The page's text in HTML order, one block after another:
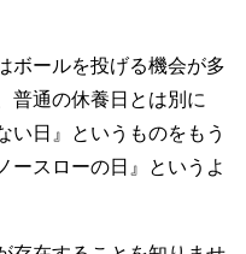
ボールを投げる機会が多
普通の休養日とは別に
い日』というものをもう
ースローの日』というよ